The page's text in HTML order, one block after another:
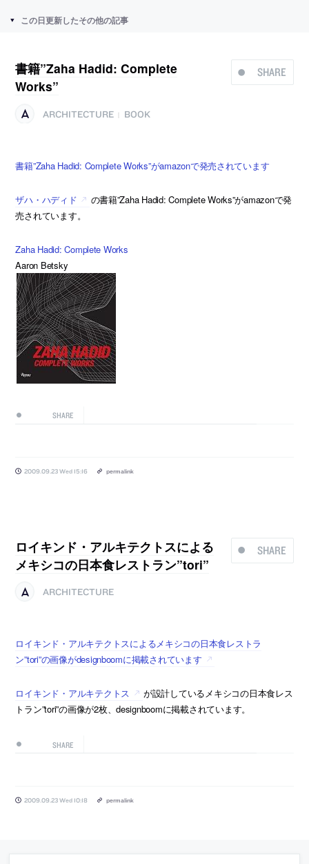
この日更新したその他の記事
SHARE
書籍”Zaha Hadid: Complete
Works”
ARCHITECTURE BOOK
書籍”Zaha Hadid: Complete Works”がamazonで発売されています
ザハ・ハディド
の書籍”Zaha Hadid: Complete Works”がamazonで発
売されています。
Zaha Hadid: Complete Works
Aaron Betsky
SHARE
2009.09.23 Wed 15:16 permalink
SHARE
ロイキンド・アルキテクトスによる
メキシコの日本食レストラン”tori”
ARCHITECTURE
ロイキンド・アルキテクトスによるメキシコの日本食レストラ
ン”tori”の画像がdesignboomに掲載されています
ロイキンド・アルキテクトス
が設計しているメキシコの日本食レス
トラン”tori”の画像が2枚、designboomに掲載されています。
SHARE
2009.09.23 Wed 10:18 permalink